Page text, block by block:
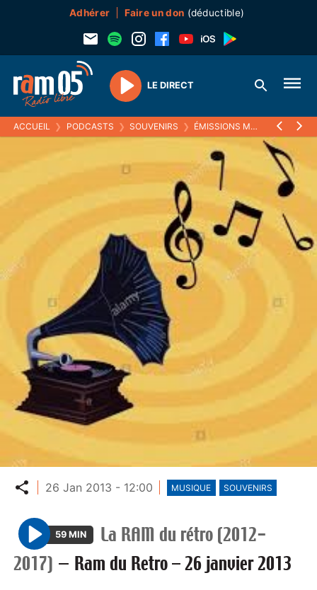
Adhérer Faire un don (déductible)
Play
LE DIRECT
ACCUEIL ❯ PODCASTS ❯ SOUVENIRS ❯ ÉMISSIONS MUSICALES (SOUVENIRS)
Partager
26 Jan 2013 - 12:00 MUSIQUE SOUVENIRS
P
l
59 MIN
La RAM du rétro (2012-
2017) — Ram du Retro – 26 janvier 2013